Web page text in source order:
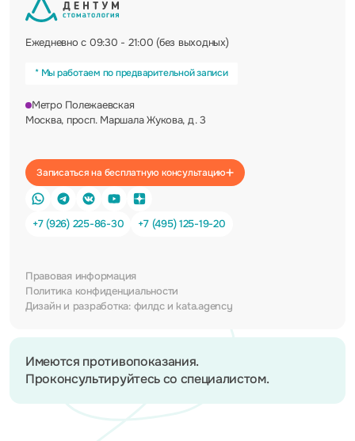
Ежедневно с 09:30 - 21:00 (без выходных)
* Мы работаем по предварительной записи
Записаться на бесплатную консультацию
+7 (926) 225-86-30 +7 (495) 125-19-20
Метро Полежаевская
Москва, просп. Маршала Жукова, д. 3
Правовая информация
Политика конфиденциальности
Дизайн и разработка: филдси kata.agency
Имеются противопоказания.
Проконсультируйтесь со специалистом.